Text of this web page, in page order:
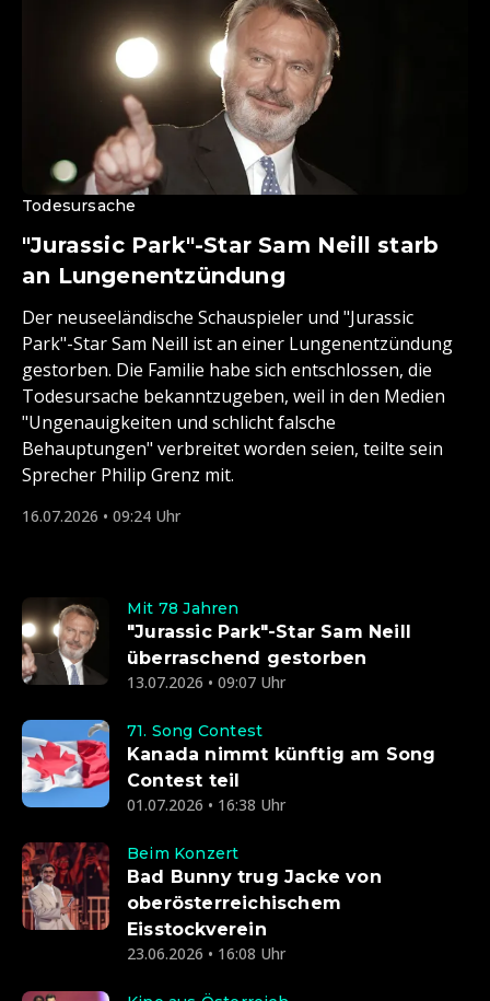
Todesursache
"Jurassic Park"-Star Sam Neill starb
an Lungenentzündung
Der neuseeländische Schauspieler und "Jurassic
Park"-Star Sam Neill ist an einer Lungenentzündung
gestorben. Die Familie habe sich entschlossen, die
Todesursache bekanntzugeben, weil in den Medien
"Ungenauigkeiten und schlicht falsche
Behauptungen" verbreitet worden seien, teilte sein
Sprecher Philip Grenz mit.
16.07.2026 • 09:24 Uhr
Mit 78 Jahren
"Jurassic Park"-Star Sam Neill
überraschend gestorben
13.07.2026 • 09:07 Uhr
71. Song Contest
Kanada nimmt künftig am Song
Contest teil
01.07.2026 • 16:38 Uhr
Beim Konzert
Bad Bunny trug Jacke von
oberösterreichischem
Eisstockverein
23.06.2026 • 16:08 Uhr